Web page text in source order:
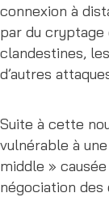
connexion à
par du cryptage
clandestines,
d’autres
Suite à cette
vulnérable à
middle »
négociation